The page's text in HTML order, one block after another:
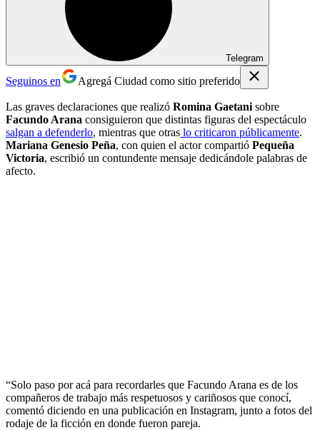
Telegram
Seguinos en Agregá Ciudad como sitio preferido
Las graves declaraciones que realizó Romina Gaetani sobre
Facundo Arana consiguieron que distintas figuras del espectáculo
salgan a defenderlo, mientras que otras lo criticaron públicamente.
Mariana Genesio Peña, con quien el actor compartió Pequeña
Victoria, escribió un contundente mensaje dedicándole palabras de
afecto.
“Solo paso por acá para recordarles que Facundo Arana es de los
compañeros de trabajo más respetuosos y cariñosos que conocí,
comentó diciendo en una publicación en Instagram, junto a fotos del
rodaje de la ficción en donde fueron pareja.